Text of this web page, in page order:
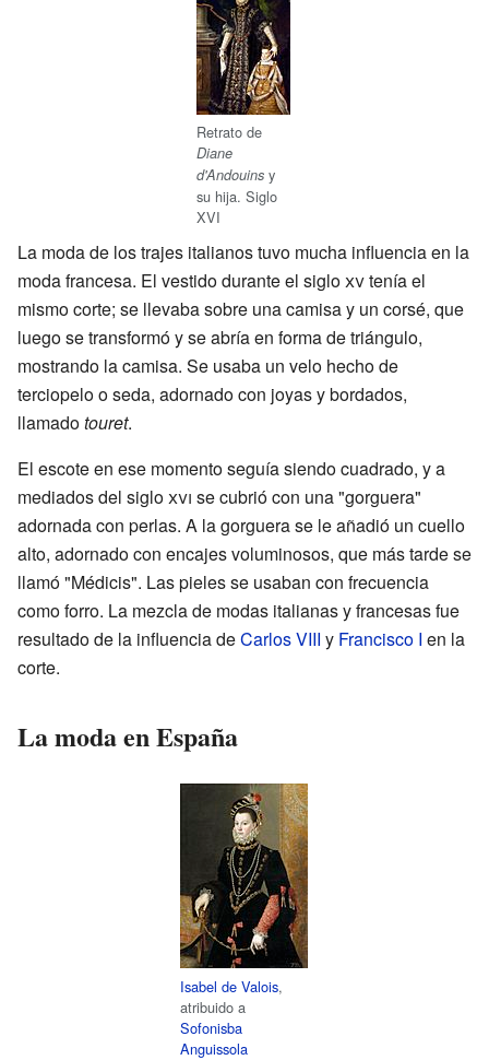
Retrato de
Diane
d'Andouins y
su hija. Siglo
XVI
La moda de los trajes italianos tuvo mucha influencia en la
moda francesa. El vestido durante el sigloxvtenía el
mismo corte; se llevaba sobre una camisa y un corsé, que
luego se transformó y se abría en forma de triángulo,
mostrando la camisa. Se usaba un velo hecho de
terciopelo o seda, adornado con joyas y bordados,
llamadotouret.
El escote en ese momento seguía siendo cuadrado, y a
mediados del sigloxvi se cubrió con una "gorguera"
adornada con perlas. A la gorguera se le añadió un cuello
alto, adornado con encajes voluminosos, que más tarde se
llamó "Médicis". Las pieles se usaban con frecuencia
como forro. La mezcla de modas italianas y francesas fue
resultado de la influencia deCarlos VIII y Francisco I en la
corte.
La moda en España
Isabel de Valois,
atribuido a
Sofonisba
Anguissola